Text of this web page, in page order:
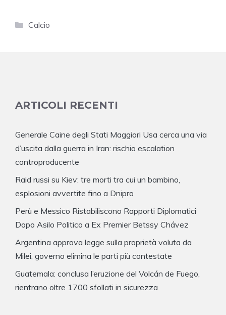
Categorie
Calcio
ARTICOLI RECENTI
Generale Caine degli Stati Maggiori Usa cerca una via
d’uscita dalla guerra in Iran: rischio escalation
controproducente
Raid russi su Kiev: tre morti tra cui un bambino,
esplosioni avvertite fino a Dnipro
Perù e Messico Ristabiliscono Rapporti Diplomatici
Dopo Asilo Politico a Ex Premier Betssy Chávez
Argentina approva legge sulla proprietà voluta da
Milei, governo elimina le parti più contestate
Guatemala: conclusa l’eruzione del Volcán de Fuego,
rientrano oltre 1700 sfollati in sicurezza